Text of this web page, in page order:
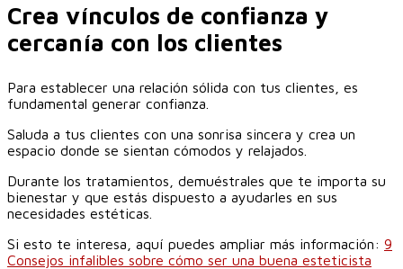
Crea vínculos de confianza y
cercanía con los clientes
Para establecer una relación sólida con tus clientes, es
fundamental generar confianza.
Saluda a tus clientes con una sonrisa sincera y crea un
espacio donde se sientan cómodos y relajados.
Durante los tratamientos, demuéstrales que te importa su
bienestar y que estás dispuesto a ayudarles en sus
necesidades estéticas.
Si esto te interesa, aquí puedes ampliar más información: 9
Consejos infalibles sobre cómo ser una buena esteticista